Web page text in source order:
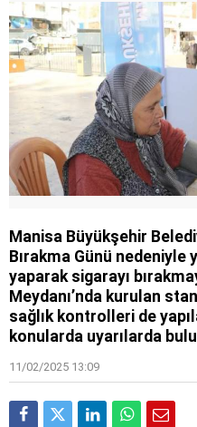
Manisa Büyükşehir
Bırakma Günü
yaparak sigarayı
Meydanı’nda kurulan
sağlık kontrolleri de
konularda uyarılarda
11/02/2025 13:09